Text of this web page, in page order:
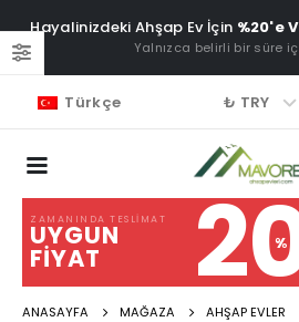
Hayalinizdeki Ahşap Ev İçin %20'e
Yalnızca belirli bir süre
Türkçe ₺ TRY
ZAMANINDA TESLIMAT
UYGUN
FIYAT %
ANASAYFA MAĞAZA AHŞAP EVLER